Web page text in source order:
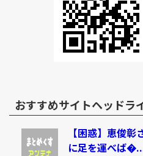
おすすめサイトヘッドラ
【困惑】恵俊
に足を運べば